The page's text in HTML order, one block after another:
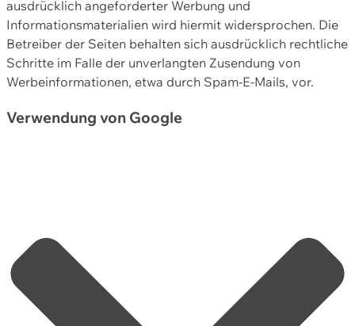
ausdrücklich angeforderter Werbung und
Informationsmaterialien wird hiermit widersprochen. Die
Betreiber der Seiten behalten sich ausdrücklich rechtliche
Schritte im Falle der unverlangten Zusendung von
Werbeinformationen, etwa durch Spam-E-Mails, vor.
Verwendung von Google